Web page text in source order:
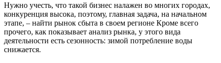
Нужно учесть, что такой бизнес налажен во многих городах,
конкуренция высока, поэтому, главная задача, на начальном
этапе, – найти рынок сбыта в своем регионе Кроме всего
прочего, как показывает анализ рынка, у этого вида
деятельности есть сезонность: зимой потребление воды
снижается.